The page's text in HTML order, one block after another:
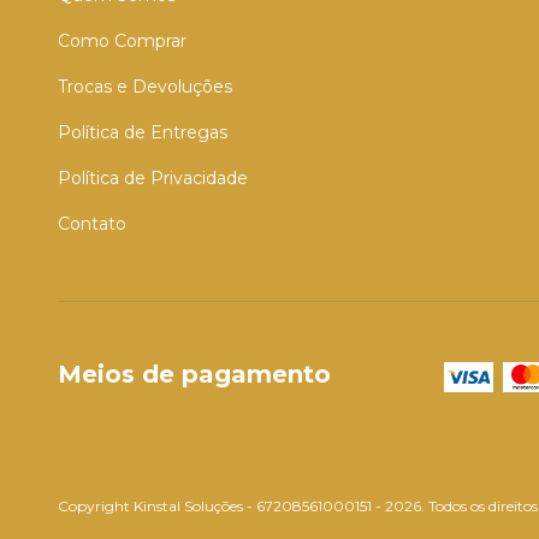
Como Comprar
Trocas e Devoluções
Política de Entregas
Política de Privacidade
Contato
Meios de pagamento
Copyright Kinstal Soluções - 67208561000151 - 2026. Todos os direitos